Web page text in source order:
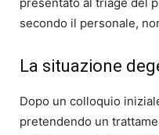
secondo il personale,
La situazione
Dopo un colloquio
pretendendo un